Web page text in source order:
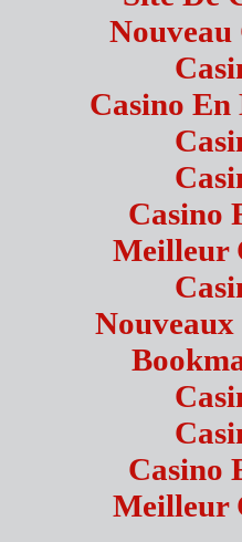
Nouveau
Casino
Casino
Meilleur
Casino
Meilleur